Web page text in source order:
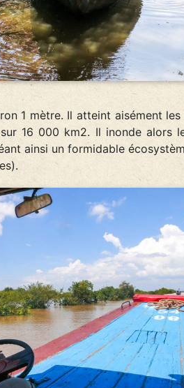
1 mètre. Il atteint aisément les
16 000 km2. Il inonde alors
ainsi un formidable